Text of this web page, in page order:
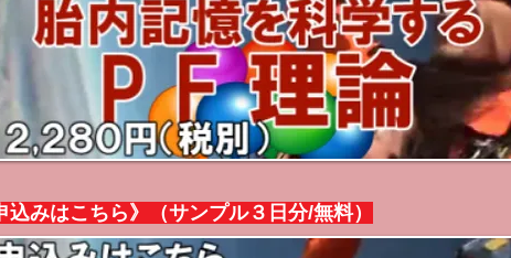
込みはこちら》（サンプル３日分/無料）